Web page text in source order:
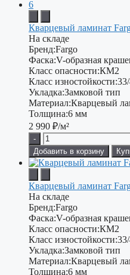
Кварцевый ламинат
На складе
Бренд:Fargo
Фаска:V-образная
Класс опасности:КМ2
Класс изностойкости:
Укладка:Замковой тип
Материал:Кварцевый
Толщина:6 мм
2 990 ₽/м²
-
Добавить в корзину
Кварцевый ламинат
На складе
Бренд:Fargo
Фаска:V-образная
Класс опасности:КМ2
Класс изностойкости:
Укладка:Замковой тип
Материал:Кварцевый
Толщина:6 мм